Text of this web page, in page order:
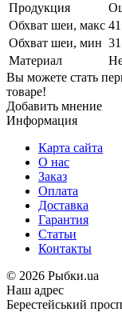
Продукция
Обхват шеи, макс
Обхват шеи, мин
Материал
Вы можете стать
товаре!
Добавить мнение
Информация
Карта сайта
О нас
Заказ
Оплата
Доставка
Гарантия
Статьи
Контакты
© 2026 Рыбки.ua
Наш адрес
Берестейський